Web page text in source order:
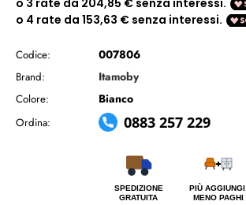
Codice: 007806
Brand: Itamoby
Colore: Bianco
Ordina: 0883 257 229
SPEDIZIONE
GRATUITA
PIÙ AGGIUNGI,
MENO PAGHI